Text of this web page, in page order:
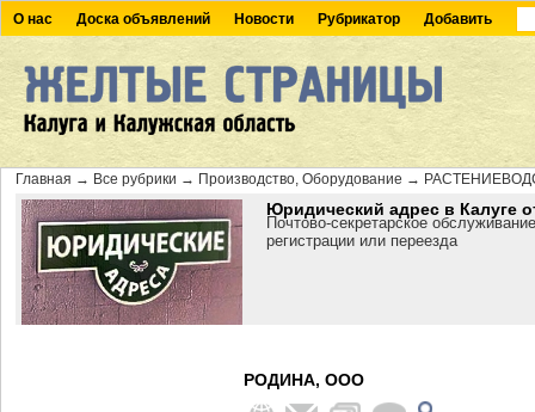
О нас Доска объявлений Новости Рубрикатор Добавить
Главная → Все рубрики → Производство, Оборудование →
Юридический адрес в Калуге
Почтово-секретарское
регистрации или переезда
РОДИНА, ООО